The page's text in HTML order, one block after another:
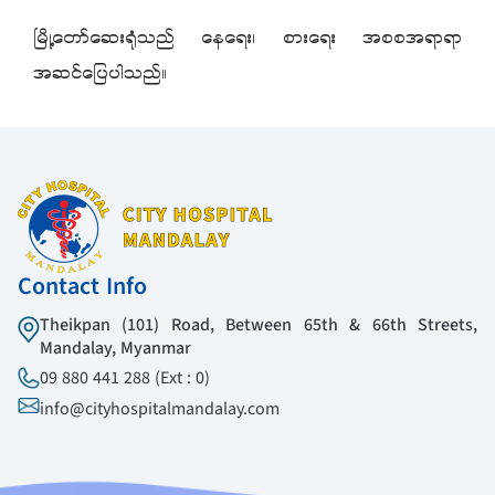
မြို့တော်ဆေးရုံသည် နေရေး၊ စားရေး အစစအရာရာ
အဆင်ပြေပါသည်။
Contact Info
Theikpan (101) Road, Between 65th & 66th Streets,
Mandalay, Myanmar
09 880 441 288 (Ext : 0)
info@cityhospitalmandalay.com